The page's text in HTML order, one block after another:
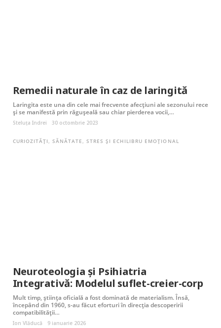
Remedii naturale în caz de laringită
Laringita este una din cele mai frecvente afecțiuni ale sezonului rece
și se manifestă prin răgușeală sau chiar pierderea vocii,…
Steluța Indrei 30 octombrie 2023
CURIOZITĂȚI, SĂNĂTATE, STRES ȘI ECHILIBRU EMOȚIONAL
Neuroteologia și Psihiatria
Integrativă: Modelul suflet-creier-corp
Mult timp, știința oficială a fost dominată de materialism. Însă,
începând din 1960, s-au făcut eforturi în direcția descoperirii
compatibilității…
Ion Vlăducă 9 ianuarie 2026